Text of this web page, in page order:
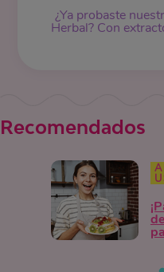
¿Ya probaste
Herbal? Con
Recomendados